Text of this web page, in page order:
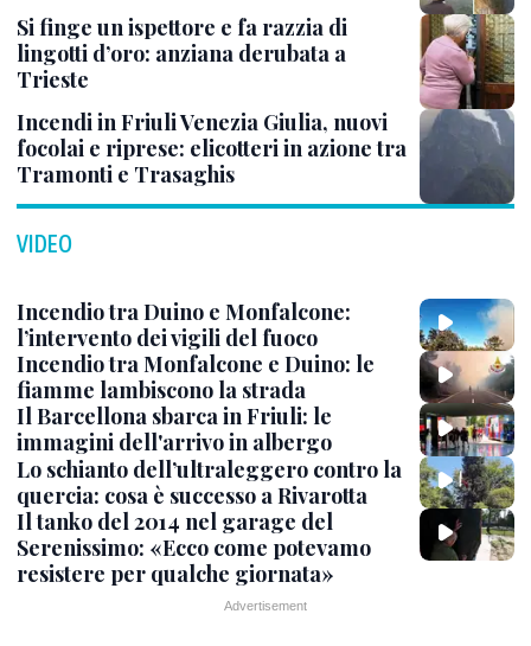
Si finge un ispettore e fa razzia di
lingotti d’oro: anziana derubata a
Trieste
Incendi in Friuli Venezia Giulia, nuovi
focolai e riprese: elicotteri in azione tra
Tramonti e Trasaghis
VIDEO
Incendio tra Duino e Monfalcone:
l’intervento dei vigili del fuoco
Incendio tra Monfalcone e Duino: le
fiamme lambiscono la strada
Il Barcellona sbarca in Friuli: le
immagini dell'arrivo in albergo
Lo schianto dell’ultraleggero contro la
quercia: cosa è successo a Rivarotta
Il tanko del 2014 nel garage del
Serenissimo: «Ecco come potevamo
resistere per qualche giornata»